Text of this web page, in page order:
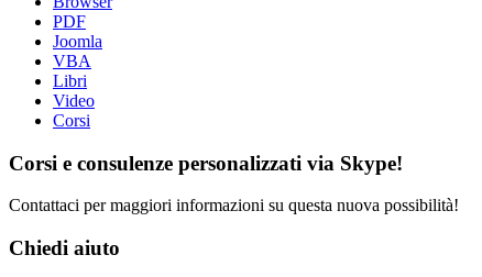
PDF
Joomla
VBA
Libri
Video
Corsi
Corsi e consulenze personalizzati via Skype!
Contattaci per maggiori informazioni su questa nuova possibilità!
Chiedi aiuto